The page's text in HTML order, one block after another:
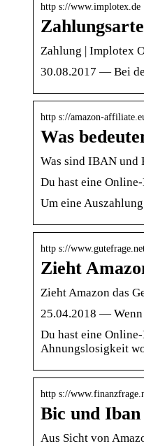
http s://www.implotex.de
Zahlung | Implotex
30.08.2017 — Bei
http s://amazon-
Was
Was sind IBAN und
Du hast eine
Um eine
http s://
Zieht
Zieht Amazon das
25.04.2018 —
Du hast eine
Ahnungslosigkeit
http s://
Bic und
Aus Sicht von